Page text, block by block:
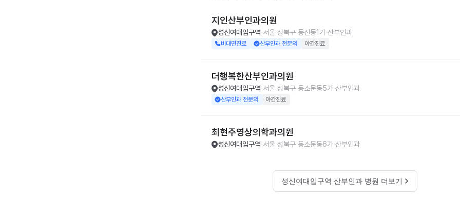
지인산부인과의원
성신여대입구역 서울 성북구 동선동1가 산부인과
비대면진료 산부인과 전문의 야간진료
더행복한산부인과의원
성신여대입구역 서울 성북구 동소문동5가 산부인과
산부인과 전문의 야간진료
최현주영상의학과의원
성신여대입구역 서울 성북구 동소문동6가 산부인과
성신여대입구역 산부인과 병원 더보기